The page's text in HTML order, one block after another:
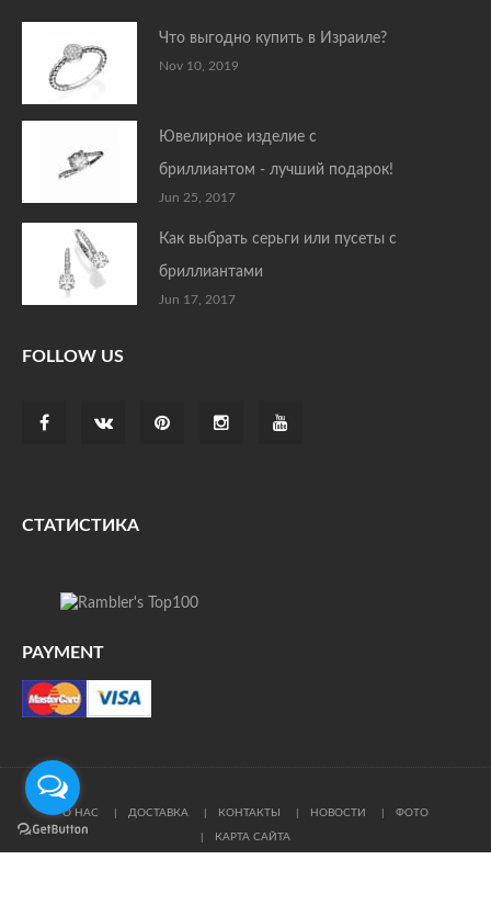
Что выгодно купить в Израиле?
Nov 10, 2019
Ювелирное изделие с
бриллиантом - лучший подарок!
Jun 25, 2017
Как выбрать серьги или пусеты с
бриллиантами
Jun 17, 2017
FOLLOW US
СТАТИСТИКА
PAYMENT
О НАС ДОСТАВКА КОНТАКТЫ НОВОСТИ ФОТО
КАРТА САЙТА